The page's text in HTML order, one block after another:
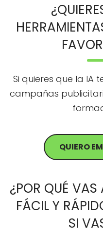
Si quieres que la IA
campañas
QUIERO
¿POR QUÉ
FÁCIL Y
SI